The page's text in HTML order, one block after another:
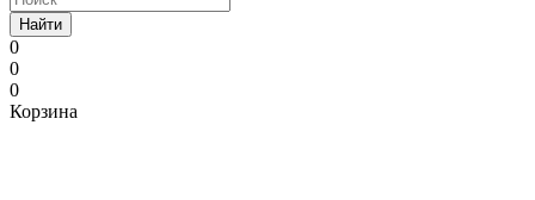
Найти
0
0
0
Корзина